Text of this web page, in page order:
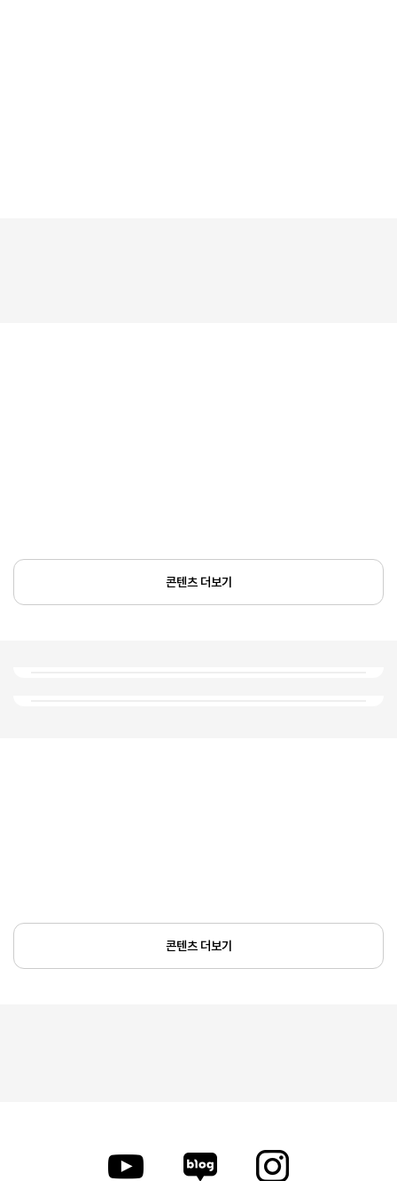
콘텐츠 더보기
콘텐츠 더보기